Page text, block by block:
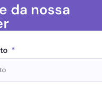
da nossa